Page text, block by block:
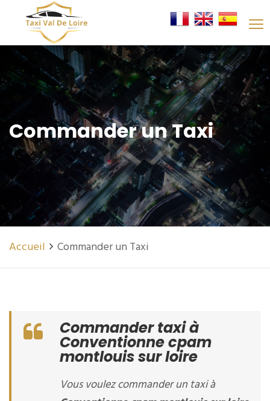
Commander un Taxi
Accueil Commander un Taxi
Commander taxi à
Conventionne cpam
montlouis sur loire
Vous voulez commander un taxi à